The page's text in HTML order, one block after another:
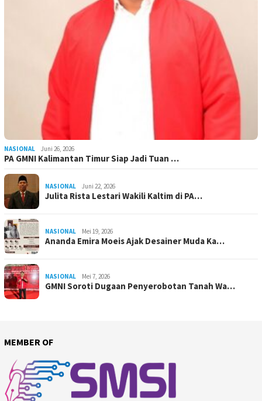
NASIONAL Juni 26, 2026
PA GMNI Kalimantan Timur Siap Jadi Tuan …
NASIONAL Juni 22, 2026
Julita Rista Lestari Wakili Kaltim di PA…
NASIONAL Mei 19, 2026
Ananda Emira Moeis Ajak Desainer Muda Ka…
NASIONAL Mei 7, 2026
GMNI Soroti Dugaan Penyerobotan Tanah Wa…
MEMBER OF